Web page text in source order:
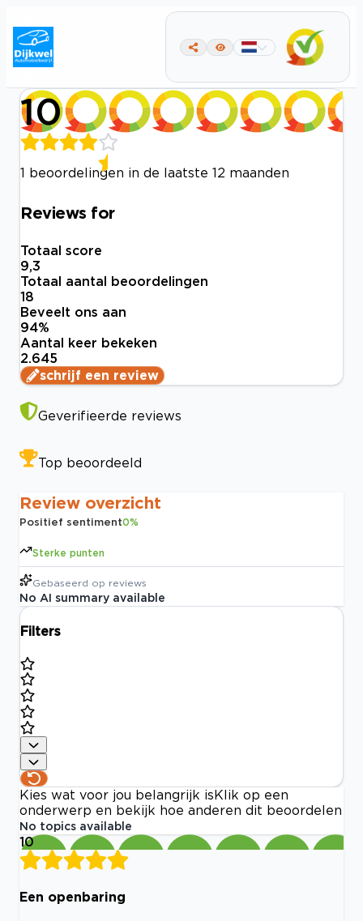
10
1 beoordelingen in de laatste 12 maanden
Reviews for
Totaal score
9,3
Totaal aantal beoordelingen
18
Beveelt ons aan
94%
Aantal keer bekeken
2.645
schrijf een review
Geverifieerde reviews
Top beoordeeld
Review overzicht
Positief sentiment0%
Sterke punten
Gebaseerd op reviews
No AI summary available
Filters
Kies wat voor jou belangrijk is Klik op een
onderwerp en bekijk hoe anderen dit beoordelen
No topics available
10
Een openbaring